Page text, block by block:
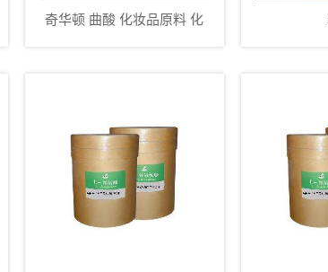
奇华顿 曲酸 化妆品原料 化